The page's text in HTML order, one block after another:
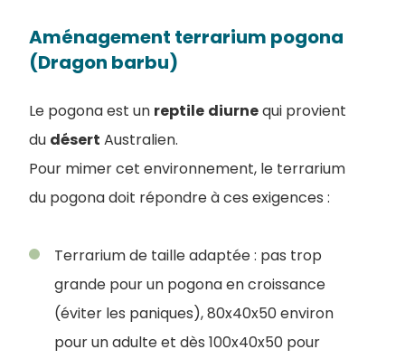
Aménagement terrarium pogona
(Dragon barbu)
Le pogona est un reptile diurnequi provient
du désert Australien.
Pour mimer cet environnement, le terrarium
du pogona doit répondre à ces exigences :
Terrarium de taille adaptée : pas trop
grande pour un pogona en croissance
(éviter les paniques), 80x40x50 environ
pour un adulte et dès 100x40x50 pour